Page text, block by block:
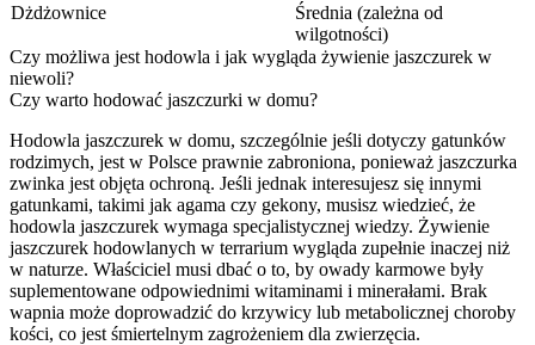
Dżdżownice
Średnia (zależna od
wilgotności)
Czy możliwa jest hodowla i jak wygląda żywienie jaszczurek w
niewoli?
Czy warto hodować jaszczurki w domu?
Hodowla jaszczurek w domu, szczególnie jeśli dotyczy gatunków
rodzimych, jest w Polsce prawnie zabroniona, ponieważ jaszczurka
zwinka jest objęta ochroną. Jeśli jednak interesujesz się innymi
gatunkami, takimi jak agama czy gekony, musisz wiedzieć, że
hodowla jaszczurek wymaga specjalistycznej wiedzy. Żywienie
jaszczurek hodowlanych w terrarium wygląda zupełnie inaczej niż
w naturze. Właściciel musi dbać o to, by owady karmowe były
suplementowane odpowiednimi witaminami i minerałami. Brak
wapnia może doprowadzić do krzywicy lub metabolicznej choroby
kości, co jest śmiertelnym zagrożeniem dla zwierzęcia.